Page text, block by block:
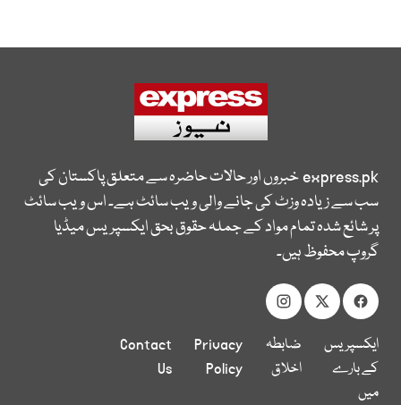
express.pkخبروں اور حالات حاضرہ سے متعلق پاکستان کی
سب سے زیادہ وزٹ کی جانے والی ویب سائٹ ہے۔ اس ویب سائٹ
پر شائع شدہ تمام مواد کے جملہ حقوق بحق ایکسپریس میڈیا
گروپ محفوظ ہیں۔
ایکسپریس
کے بارے
میں
ضابطہ
اخلاق
Privacy
Policy
Contact
Us